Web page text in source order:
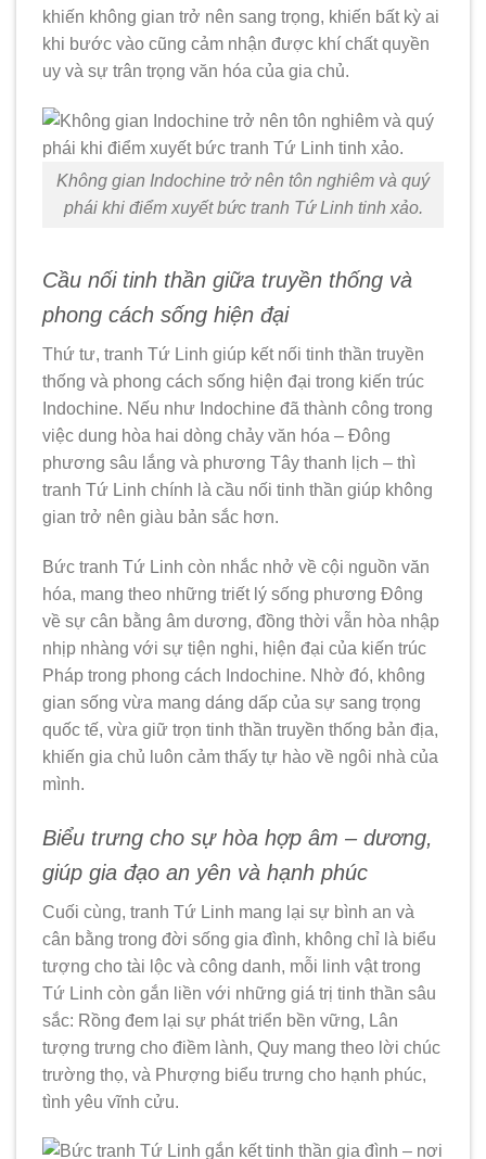
khiến không gian trở nên sang trọng, khiến bất kỳ ai
khi bước vào cũng cảm nhận được khí chất quyền
uy và sự trân trọng văn hóa của gia chủ.
Không gian Indochine trở nên tôn nghiêm và quý
phái khi điểm xuyết bức tranh Tứ Linh tinh xảo.
Cầu nối tinh thần giữa truyền thống và
phong cách sống hiện đại
Thứ tư, tranh Tứ Linh giúp kết nối tinh thần truyền
thống và phong cách sống hiện đại trong kiến trúc
Indochine. Nếu như Indochine đã thành công trong
việc dung hòa hai dòng chảy văn hóa – Đông
phương sâu lắng và phương Tây thanh lịch – thì
tranh Tứ Linh chính là cầu nối tinh thần giúp không
gian trở nên giàu bản sắc hơn.
Bức tranh Tứ Linh còn nhắc nhở về cội nguồn văn
hóa, mang theo những triết lý sống phương Đông
về sự cân bằng âm dương, đồng thời vẫn hòa nhập
nhịp nhàng với sự tiện nghi, hiện đại của kiến trúc
Pháp trong phong cách Indochine. Nhờ đó, không
gian sống vừa mang dáng dấp của sự sang trọng
quốc tế, vừa giữ trọn tinh thần truyền thống bản địa,
khiến gia chủ luôn cảm thấy tự hào về ngôi nhà của
mình.
Biểu trưng cho sự hòa hợp âm – dương,
giúp gia đạo an yên và hạnh phúc
Cuối cùng, tranh Tứ Linh mang lại sự bình an và
cân bằng trong đời sống gia đình, không chỉ là biểu
tượng cho tài lộc và công danh, mỗi linh vật trong
Tứ Linh còn gắn liền với những giá trị tinh thần sâu
sắc: Rồng đem lại sự phát triển bền vững, Lân
tượng trưng cho điềm lành, Quy mang theo lời chúc
trường thọ, và Phượng biểu trưng cho hạnh phúc,
tình yêu vĩnh cửu.